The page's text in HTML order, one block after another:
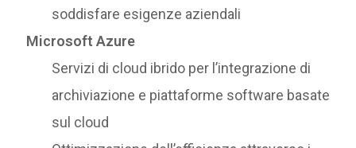
soddisfare esigenze aziendali
Microsoft Azure
Servizi di cloud ibrido per l’integrazione di
archiviazione e piattaforme software basate
sul cloud